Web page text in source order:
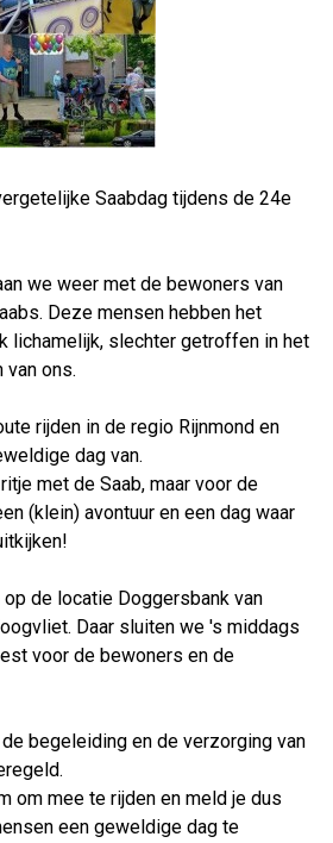
Saabdag tijdens de 24e
we weer met de bewoners van
Deze mensen hebben het
lichamelijk, slechter getroffen in het
van ons.
rijden in de regio Rijnmond en
dag van.
met de Saab, maar voor de
(klein) avontuur en een dag waar
de locatie Doggersbank van
Daar sluiten we 's middags
voor de bewoners en de
begeleiding en de verzorging van
om mee te rijden en meld je dus
een geweldige dag te